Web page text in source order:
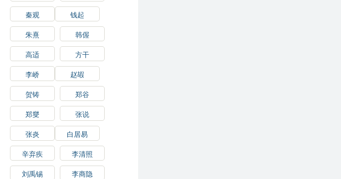
秦观
钱起
朱熹
韩偓
高适
方干
李峤
赵嘏
贺铸
郑谷
郑燮
张说
张炎
白居易
辛弃疾
李清照
刘禹锡
李商隐